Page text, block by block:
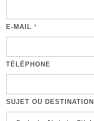
E-MAIL *
TÉLÉPHONE
SUJET OU DESTINATION